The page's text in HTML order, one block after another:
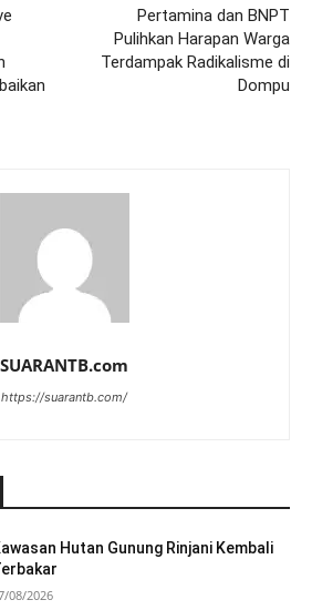
Pertamina dan BNPT
Pulihkan Harapan Warga
Terdampak Radikalisme di
Dompu
SUARANTB.com
https://suarantb.com/
Hutan Gunung Rinjani Kembali
08/2026